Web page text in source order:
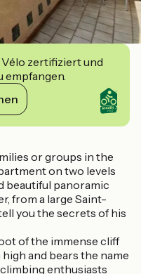
Vélo zertifiziert und
empfangen.
or groups in the
on two levels
beautiful panoramic
from a large Saint-
you the secrets of his
of the immense cliff
and bears the name
climbing enthusiasts